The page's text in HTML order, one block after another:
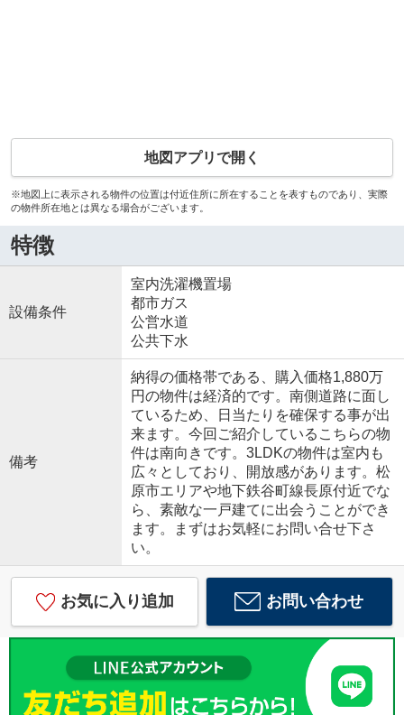
地図アプリで開く
※地図上に表示される物件の位置は付近住所に所在することを表すものであり、実際
の物件所在地とは異なる場合がございます。
特徴
設備条件
室内洗濯機置場
都市ガス
公営水道
公共下水
備考
納得の価格帯である、購入価格1,880万
円の物件は経済的です。南側道路に面し
ているため、日当たりを確保する事が出
来ます。今回ご紹介しているこちらの物
件は南向きです。3LDKの物件は室内も
広々としており、開放感があります。松
原市エリアや地下鉄谷町線長原付近でな
ら、素敵な一戸建てに出会うことができ
ます。まずはお気軽にお問い合せ下さ
い。
お気に入り追加 お問い合わせ